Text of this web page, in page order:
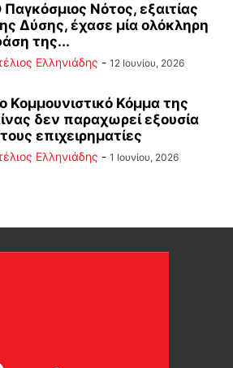
Παγκόσμιος Νότος, εξαιτίας
Δύσης, έχασε μία ολόκληρη
της...
Ελληνιάδης - 12 Ιουνίου, 2026
Κομμουνιστικό Κόμμα της
δεν παραχωρεί εξουσία
επιχειρηματίες
Ελληνιάδης - 1 Ιουνίου, 2026